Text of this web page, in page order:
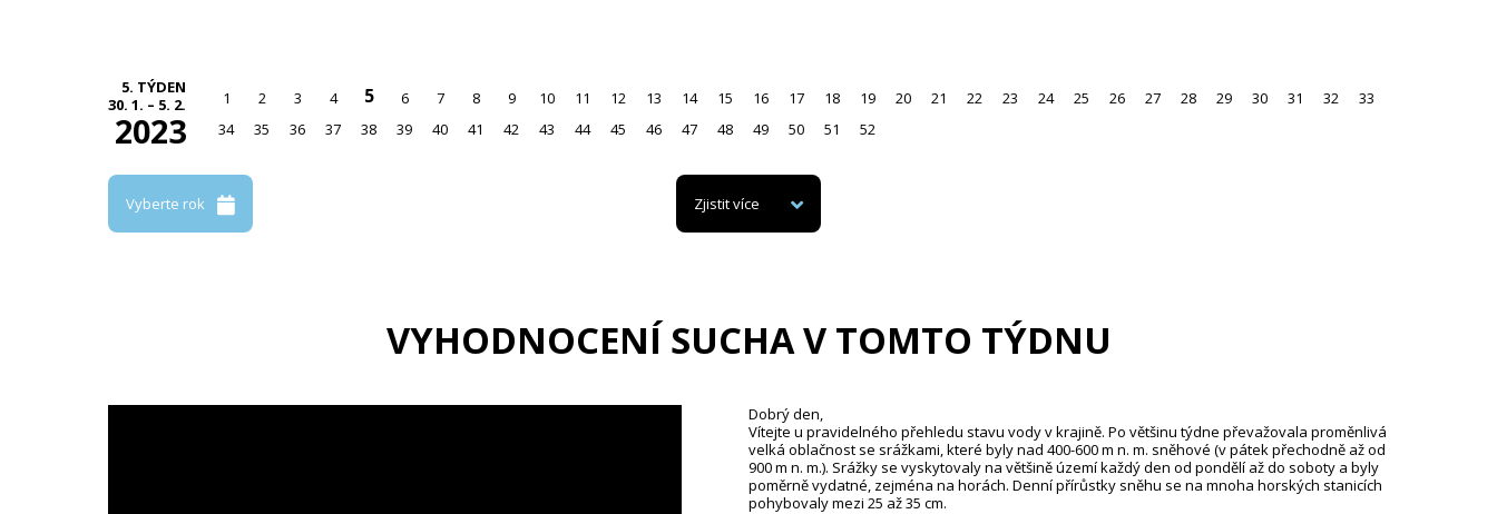
5. TÝDEN
30. 1. – 5. 2.
2023
1 2 3 4 5 6 7 8 9 10 11 12 13 14 15 16 17 18 19 20 21 22 23 24 25 26 27 28 29 30 31 32
33
34
35 36 37 38 39 40 41 42 43 44 45 46 47 48 49 50 51 52
Vyberte rok Zjistit více
VYHODNOCENÍ SUCHA V TOMTO TÝDNU
Dobrý den,
Vítejte u pravidelného přehledu stavu vody v krajině. Po většinu týdne převažovala proměnlivá
velká oblačnost se srážkami, které byly nad 400-600 m n. m. sněhové (v pátek přechodně až od
900 m n. m.). Srážky se vyskytovaly na většině území každý den od pondělí až do soboty a byly
poměrně vydatné, zejména na horách. Denní přírůstky sněhu se na mnoha horských stanicích
pohybovaly mezi 25 až 35 cm.